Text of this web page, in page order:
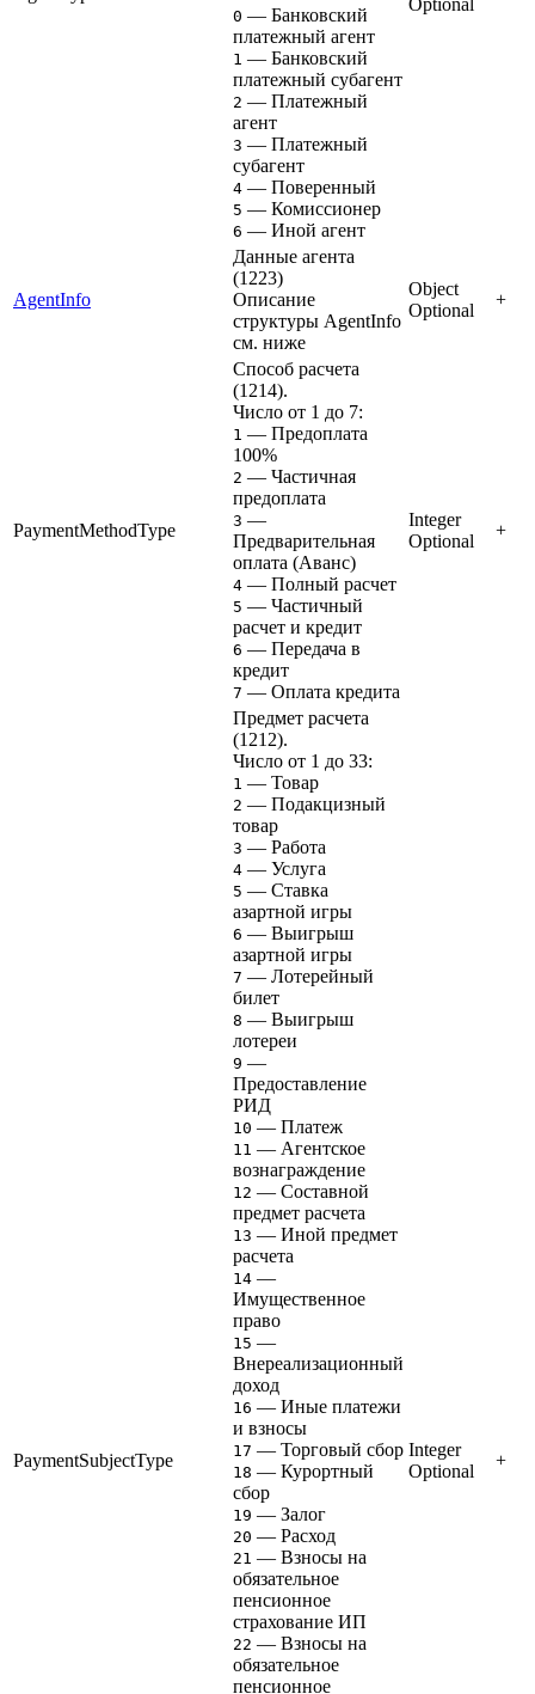
0 — Банковский
платежный агент
1 — Банковский
платежный субагент
2 — Платежный
агент
3 — Платежный
субагент
4 — Поверенный
5 — Комиссионер
6 — Иной агент
AgentInfo
Данные агента
(1223)
Описание
структуры AgentInfo
см. ниже
Object
Optional
+
PaymentMethodType
Способ расчета
(1214).
Число от 1 до 7:
1 — Предоплата
100%
2 — Частичная
предоплата
3 —
Предварительная
оплата (Аванс)
4 — Полный расчет
5 — Частичный
расчет и кредит
6 — Передача в
кредит
7 — Оплата кредита
Integer
Optional
+
PaymentSubjectType
Предмет расчета
(1212).
Число от 1 до 33:
1 — Товар
2 — Подакцизный
товар
3 — Работа
4 — Услуга
5 — Ставка
азартной игры
6 — Выигрыш
азартной игры
7 — Лотерейный
билет
8 — Выигрыш
лотереи
9 —
Предоставление
РИД
10 — Платеж
11 — Агентское
вознаграждение
12 — Составной
предмет расчета
13 — Иной предмет
расчета
14 —
Имущественное
право
15 —
Внереализационный
доход
16 — Иные платежи
и взносы
17 — Торговый сбор
18 — Курортный
сбор
19 — Залог
20 — Расход
21 — Взносы на
обязательное
пенсионное
страхование ИП
22 — Взносы на
обязательное
пенсионное
Integer
Optional
+